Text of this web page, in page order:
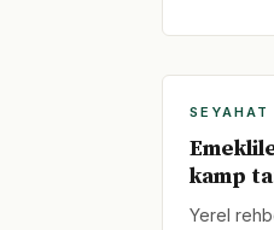
kamp
Yerel